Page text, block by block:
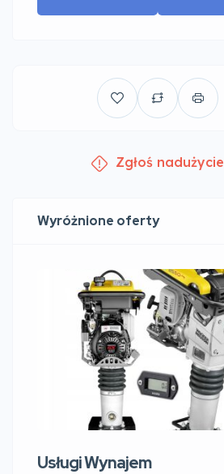
Zgłoś nadużycie
Wyróżnione oferty
Usługi Wynajem